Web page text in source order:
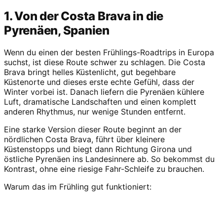
1. Von der Costa Brava in die
Pyrenäen, Spanien
Wenn du einen der besten Frühlings-Roadtrips in Europa
suchst, ist diese Route schwer zu schlagen. Die Costa
Brava bringt helles Küstenlicht, gut begehbare
Küstenorte und dieses erste echte Gefühl, dass der
Winter vorbei ist. Danach liefern die Pyrenäen kühlere
Luft, dramatische Landschaften und einen komplett
anderen Rhythmus, nur wenige Stunden entfernt.
Eine starke Version dieser Route beginnt an der
nördlichen Costa Brava, führt über kleinere
Küstenstopps und biegt dann Richtung Girona und
östliche Pyrenäen ins Landesinnere ab. So bekommst du
Kontrast, ohne eine riesige Fahr-Schleife zu brauchen.
Warum das im Frühling gut funktioniert: